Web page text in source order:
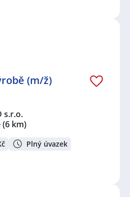
(m/ž)
s.r.o.
(6 km)
Plný úvazek